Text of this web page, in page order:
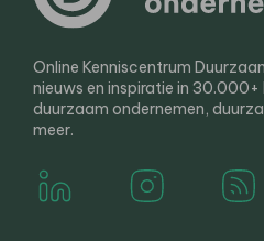
Online Kenniscentrum
nieuws en inspiratie in
duurzaam ondernemen,
meer.